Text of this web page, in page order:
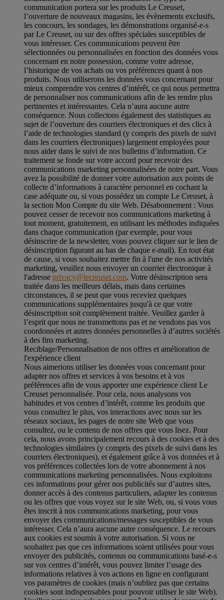
communication portera sur les produits Le Creuset,
l’ouverture de nouveaux magasins, les évènements exclusifs,
les concours, les sondages, les démonstrations organisé-e-s
par Le Creuset, ou sur des offres spéciales susceptibles de
vous intéresser. Ces communications peuvent être
sélectionnées ou personnalisées en fonction des données vous
concernant en notre possession, comme votre adresse,
l’historique de vos achats ou vos préférences quant à nos
produits. Nous utiliserons les données vous concernant pour
mieux comprendre vos centres d’intérêt, ce qui nous permettra
de personnaliser nos communications afin de les rendre plus
pertinentes et intéressantes. Cela n’aura aucune autre
conséquence. Nous collectons également des statistiques au
sujet de l’ouverture des courriers électroniques et des clics à
l’aide de technologies standard (y compris des pixels de suivi
dans les courriers électroniques) largement employées pour
nous aider dans le suivi de nos bulletins d’information. Ce
traitement se fonde sur votre accord pour recevoir des
communications marketing personnalisées de notre part. Vous
avez la possibilité de donner votre autorisation aux points de
collecte d’informations à caractère personnel en cochant la
case adéquate ou, si vous possédez un compte Le Creuset, à
la section Mon Compte du site Web. Désabonnement : Vous
pouvez cesser de recevoir nos communications marketing à
tout moment, gratuitement, en utilisant les méthodes indiquées
dans chaque communication (par exemple, pour vous
désinscrire de la newsletter, vous pouvez cliquer sur le lien de
désinscription figurant au bas de chaque e-mail). En tout état
de cause, si vous souhaitez mettre fin à l'une de nos activités
marketing, veuillez nous envoyer un courrier électronique à
l'adresse privacy@lecreuset.com. Votre désinscription sera
traitée dans les meilleurs délais, mais dans certaines
circonstances, il se peut que vous receviez quelques
communications supplémentaires jusqu'à ce que votre
désinscription soit complètement traitée. Veuillez garder à
l’esprit que nous ne transmettons pas et ne vendons pas vos
coordonnées et autres données personnelles à d’autres sociétés
à des fins marketing.
Reciblage/Personnalisation de nos offres et amélioration de
l'expérience client
Nous aimerions utiliser les données vous concernant pour
adapter nos offres et services à vos besoins et à vos
préférences afin de vous apporter une expérience client Le
Creuset personnalisée. Pour cela, nous analysons vos
habitudes et vos centres d’intérêt, comme les produits que
vous consultez le plus, vos interactions avec nous sur les
réseaux sociaux, les pages de notre site Web que vous
consultez, ou le contenu de nos offres que vous lisez. Pour
cela, nous avons principalement recours à des cookies et à des
technologies similaires (y compris des pixels de suivi dans les
courriers électroniques), et également grâce à vos données et à
vos préférences collectées lors de votre abonnement à nos
communications marketing personnalisées. Nous exploitons
ces informations pour gérer nos publicités sur d’autres sites,
donner accès à des contenus particuliers, adapter les contenus
ou les offres que vous voyez sur le site Web, ou, si vous vous
êtes inscrit à nos communications marketing, pour vous
envoyer des communications/messages susceptibles de vous
intéresser. Cela n’aura aucune autre conséquence. Le recours
aux cookies est soumis à votre autorisation. Si vous ne
souhaitez pas que ces informations soient utilisées pour vous
envoyer des publicités, contenus ou communications basé-e-s
sur vos centres d’intérêt, vous pouvez limiter l’usage des
informations relatives à vos actions en ligne en configurant
vos paramètres de cookies (mais n’oubliez pas que certains
cookies sont indispensables pour pouvoir utiliser le site Web).